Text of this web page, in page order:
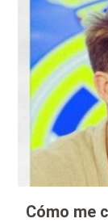
Cómo me